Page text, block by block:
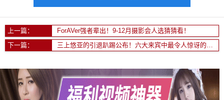
上一篇：
ForAVer强者辈出！9-12月摄影会人选猜猜看！
下一篇：